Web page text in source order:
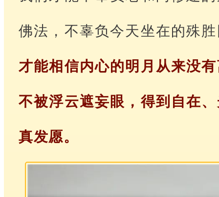
佛法，不辜负今天坐在的殊
才能相信内心的明月从来没
不被浮云遮妄眼，得到自在
真发愿。